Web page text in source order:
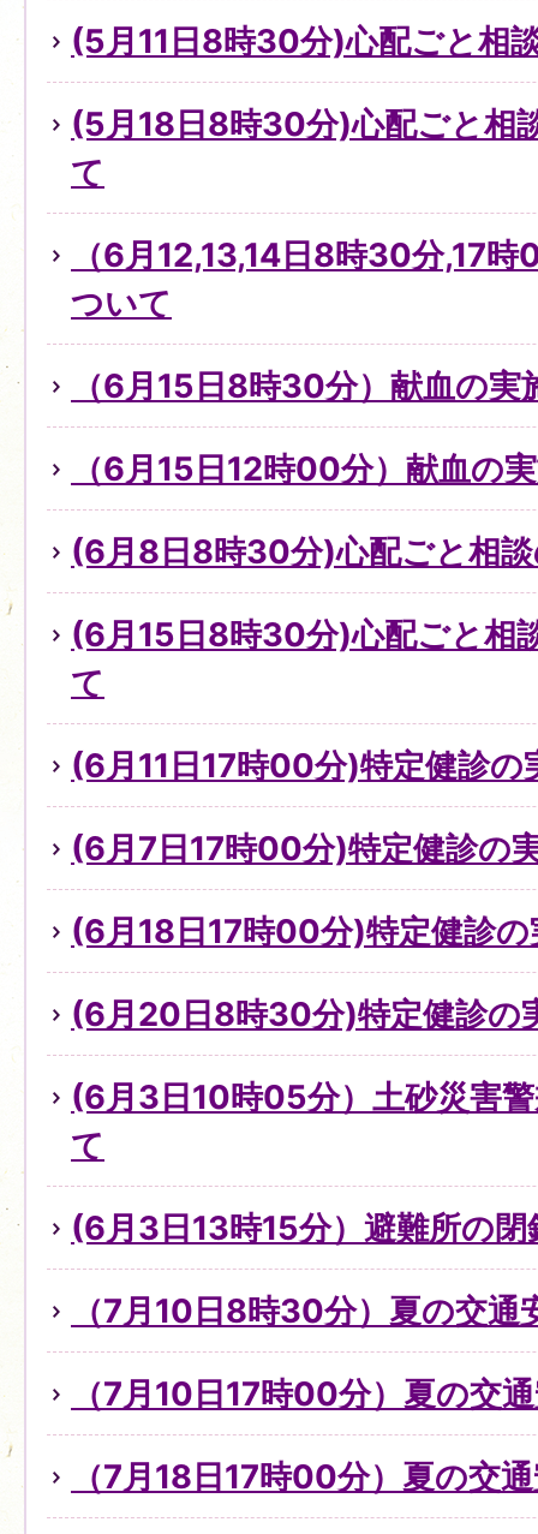
(5月11日8時30分)心配ごと相
(5月18日8時30分)心配ごと相
て
（6月12,13,14日8時30分,17
ついて
（6月15日8時30分）献血の実
（6月15日12時00分）献血の
(6月8日8時30分)心配ごと相
(6月15日8時30分)心配ごと相
て
(6月11日17時00分)特定健診の
(6月7日17時00分)特定健診の
(6月18日17時00分)特定健診
(6月20日8時30分)特定健診の
(6月3日10時05分）土砂災害
て
(6月3日13時15分）避難所の
（7月10日8時30分）夏の交通
（7月10日17時00分）夏の交
（7月18日17時00分）夏の交